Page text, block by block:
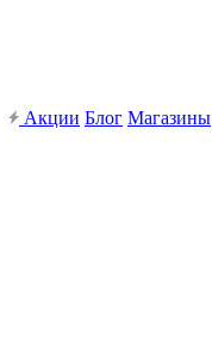
Акции Блог Магазины